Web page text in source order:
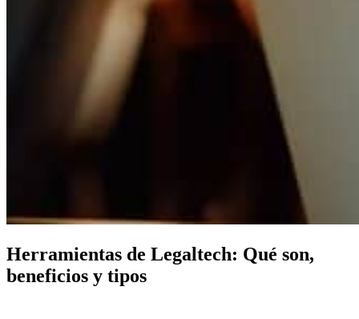
Herramientas de Legaltech: Qué son,
beneficios y tipos